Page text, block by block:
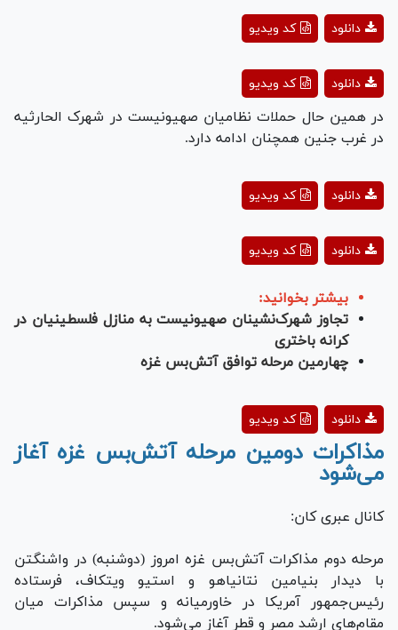
Playکد ویدیو دانلود
Play
Video
کد ویدیو دانلود
در همین حال حملات نظامیان صهیونیست در شهرک الحارثیه
در غرب جنین همچنان ادامه دارد.
Playکد ویدیو دانلود
Playکد ویدیو دانلود
بیشتر بخوانید:
تجاوز شهرک‌نشینان صهیونیست به منازل فلسطینیان در
کرانه باختری
چهارمین مرحله توافق آتش‌بس غزه
Play
Video
کد ویدیو دانلود
مذاکرات دومین مرحله آتش‌بس غزه آغاز
می‌شود
کانال عبری کان:
مرحله دوم مذاکرات آتش‌بس غزه امروز (دوشنبه) در واشنگتن
با دیدار بنیامین نتانیاهو و استیو ویتکاف، فرستاده
رئیس‌جمهور آمریکا در خاورمیانه و سپس مذاکرات میان
مقام‌های ارشد مصر و قطر آغاز می‌شود.